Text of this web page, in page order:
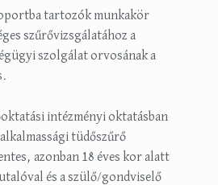
tartozók munkakör
szűrővizsgálatához a
szolgálat orvosának a
intézményi oktatásban
tüdőszűrő
azonban 18 éves kor alatt
és a szülő/gondviselő